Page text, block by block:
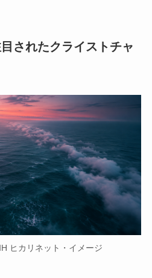
されたクライストチャ
ヒカリネット・イメージ